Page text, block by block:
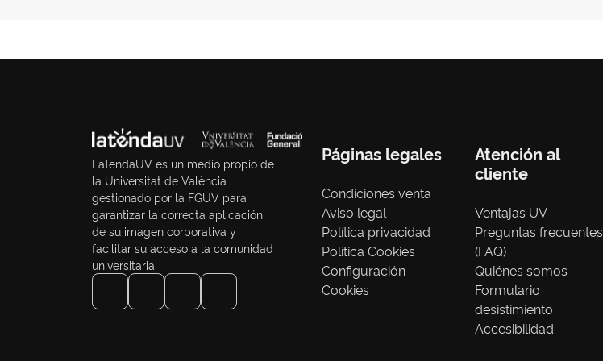
LaTendaUV es un medio propio de
la Universitat de València
gestionado por la FGUV para
garantizar la correcta aplicación
de su imagen corporativa y
facilitar su acceso a la comunidad
universitaria
Páginas legales
Condiciones venta
Aviso legal
Política privacidad
Política Cookies
Configuración
Cookies
Atención al
cliente
Ventajas UV
Preguntas frecuentes
(FAQ)
Quiénes somos
Formulario
desistimiento
Accesibilidad